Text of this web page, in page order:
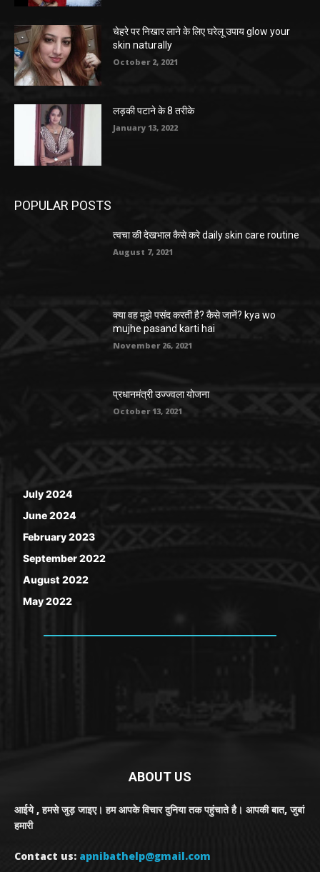
चेहरे पर निखार लाने के लिए घरेलू उपाय glow your
skin naturally
October 2, 2021
लड़की पटाने के 8 तरीके
January 13, 2022
POPULAR POSTS
त्वचा की देखभाल कैसे करे daily skin care routine
August 7, 2021
क्या वह मुझे पसंद करती है? कैसे जानें? kya wo
mujhe pasand karti hai
November 26, 2021
प्रधानमंत्री उज्ज्वला योजना
October 13, 2021
July 2024
June 2024
February 2023
September 2022
August 2022
May 2022
ABOUT US
आईये , हमसे जुड़ जाइए। हम आपके विचार दुनिया तक पहुंचाते है। आपकी बात, जुबां
हमारी
Contact us: apnibathelp@gmail.com